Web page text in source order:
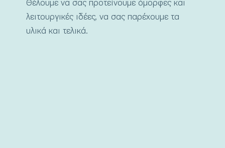
Θέλουμε να σας προτείνουμε όμορφες και
λειτουργικές ιδέες, να σας παρέχουμε τα
υλικά και τελικά.